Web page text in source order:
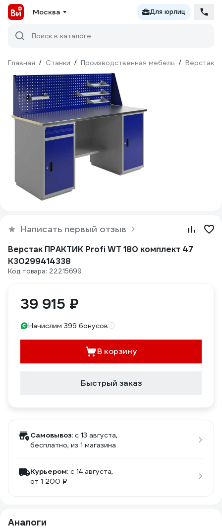
Москва Для юрлиц
Поиск в каталоге
Главная / Станки / Производственная мебель / Верстаки
Написать первый отзыв
Верстак ПРАКТИК Profi WT 180 комплект 47
К30299414338
Код товара: 22215699
39 915 ₽
Начислим 399 бонусов
В корзину
Быстрый заказ
Самовывоз: c 13 августа,
бесплатно, из 1 магазина
Курьером: c 14 августа,
от 1 200 ₽
Аналоги